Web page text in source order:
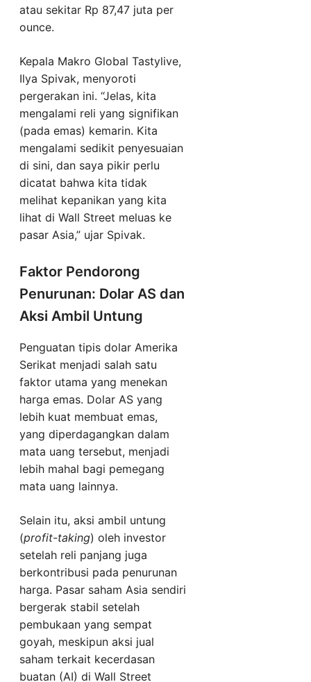
atau sekitar Rp 87,47 juta per
ounce.
Kepala Makro Global Tastylive,
Ilya Spivak, menyoroti
pergerakan ini. “Jelas, kita
mengalami reli yang signifikan
(pada emas) kemarin. Kita
mengalami sedikit penyesuaian
di sini, dan saya pikir perlu
dicatat bahwa kita tidak
melihat kepanikan yang kita
lihat di Wall Street meluas ke
pasar Asia,” ujar Spivak.
Faktor Pendorong
Penurunan: Dolar AS dan
Aksi Ambil Untung
Penguatan tipis dolar Amerika
Serikat menjadi salah satu
faktor utama yang menekan
harga emas. Dolar AS yang
lebih kuat membuat emas,
yang diperdagangkan dalam
mata uang tersebut, menjadi
lebih mahal bagi pemegang
mata uang lainnya.
Selain itu, aksi ambil untung
(profit-taking) oleh investor
setelah reli panjang juga
berkontribusi pada penurunan
harga. Pasar saham Asia sendiri
bergerak stabil setelah
pembukaan yang sempat
goyah, meskipun aksi jual
saham terkait kecerdasan
buatan (AI) di Wall Street